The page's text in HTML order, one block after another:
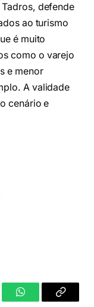
defende
ao turismo
é muito
como o varejo
e menor
A validade
cenário e
WhatsAppCopiar